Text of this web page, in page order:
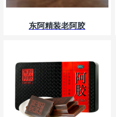
东阿精装老阿胶